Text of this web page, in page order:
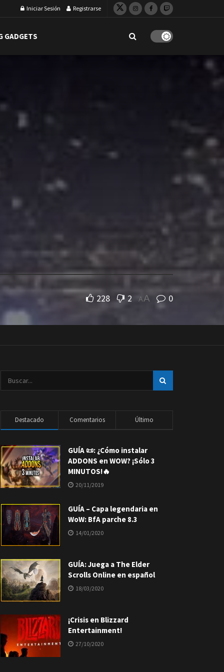
Iniciar Sesión Registrarse
GADGETS
228 2 A A 0
Destacado Comentarios Último
GUÍA 📜: ¿Cómo instalar
ADDONS en WOW? ¡Sólo 3
MINUTOS!🔥
20/11/2019
GUÍA – Capa legendaria en
WoW: BfA parche 8.3
14/01/2020
GUÍA: Juega a The Elder
Scrolls Online en español
18/03/2020
¡Crisis en Blizzard
Entertainment!
27/10/2020